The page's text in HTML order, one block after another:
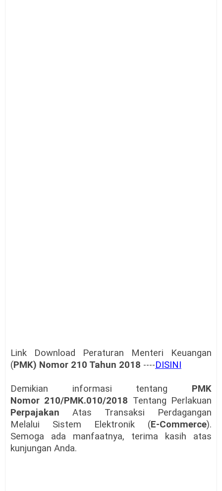
Link Download
Peraturan Menteri Keuangan
(PMK) Nomor 210 Tahun 2018 ----DISINI
Demikian informasi tentang PMK
Nomor 210/PMK.010/2018 Tentang Perlakuan
Perpajakan Atas Transaksi Perdagangan
Melalui Sistem Elektronik (E-Commerce).
Semoga ada manfaatnya, terima kasih atas
kunjungan Anda.